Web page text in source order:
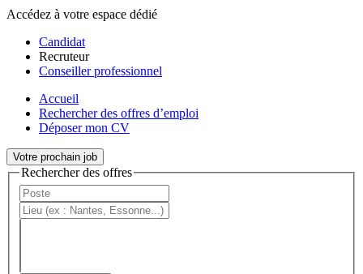
Accédez à votre espace dédié
Candidat
Recruteur
Conseiller professionnel
Accueil
Rechercher des offres d’emploi
Déposer mon CV
Votre prochain job
Rechercher des offres